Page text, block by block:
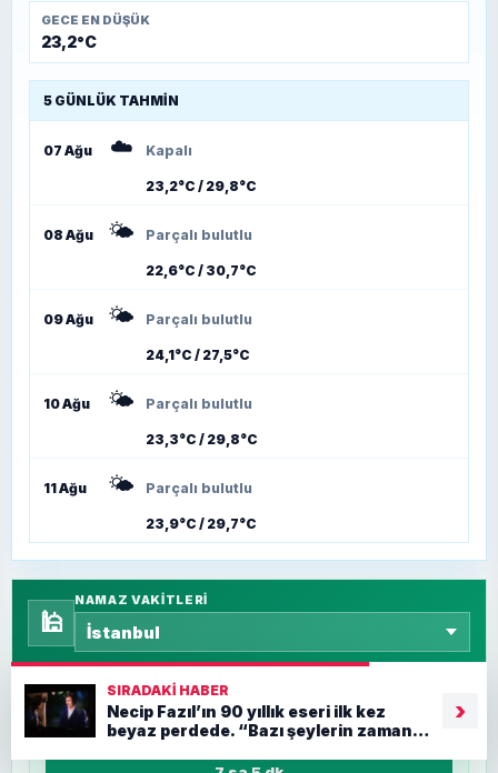
GECE EN DÜŞÜK
23,2°C
5 GÜNLÜK TAHMIN
07 Ağu ☁️ Kapalı
23,2°C / 29,8°C
08 Ağu 🌤️ Parçalı bulutlu
22,6°C / 30,7°C
09 Ağu 🌤️ Parçalı bulutlu
24,1°C / 27,5°C
10 Ağu 🌤️ Parçalı bulutlu
23,3°C / 29,8°C
11 Ağu 🌤️ Parçalı bulutlu
23,9°C / 29,7°C
🕌
NAMAZ VAKITLERI
İSTANBULIÇIN SIRADAKI VAKIT
Öğle - 13:15
SIRADAKI HABER
Necip Fazıl’ın 90 yıllık eseri ilk kez
beyaz perdede. “Bazı şeylerin zamanı
›